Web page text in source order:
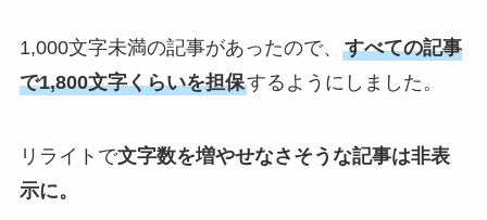
1,000文字未満の記事があったので、 すべての記事
で1,800文字くらいを担保するようにしました。
リライトで文字数を増やせなさそうな記事は非表
示に。